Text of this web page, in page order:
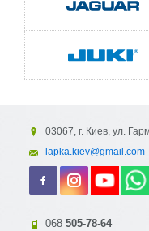
03067, г. Киев, ул.
lapka.kiev@gmail.com
068 505-78-64